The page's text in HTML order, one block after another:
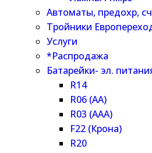
Автоматы, предохр,
Тройники
Услуги
*Распродажа
Батарейки- эл.
R14
R06 (AA)
R03 (AAA)
F22 (Крона)
R20